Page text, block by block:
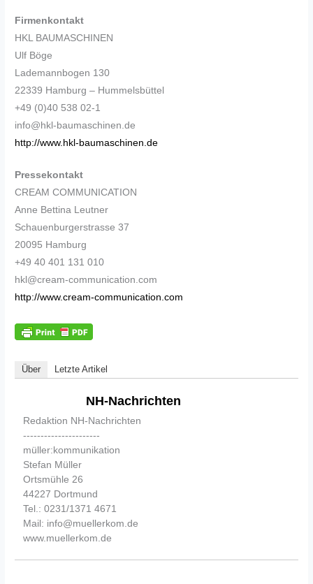
Firmenkontakt
HKL BAUMASCHINEN
Ulf Böge
Lademannbogen 130
22339 Hamburg – Hummelsbüttel
+49 (0)40 538 02-1
info@hkl-baumaschinen.de
http://www.hkl-baumaschinen.de
Pressekontakt
CREAM COMMUNICATION
Anne Bettina Leutner
Schauenburgerstrasse 37
20095 Hamburg
+49 40 401 131 010
hkl@cream-communication.com
http://www.cream-communication.com
Über Letzte Artikel
NH-Nachrichten
Redaktion NH-Nachrichten
----------------------
müller:kommunikation
Stefan Müller
Ortsmühle 26
44227 Dortmund
Tel.: 0231/1371 4671
Mail: info@muellerkom.de
www.muellerkom.de